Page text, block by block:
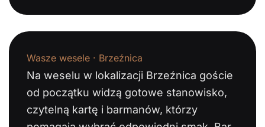
Wasze wesele · Brzeźnica
Na weselu w lokalizacji Brzeźnica goście
od początku widzą gotowe stanowisko,
czytelną kartę i barmanów, którzy